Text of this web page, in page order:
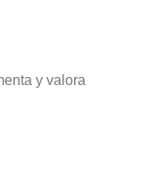
y valora